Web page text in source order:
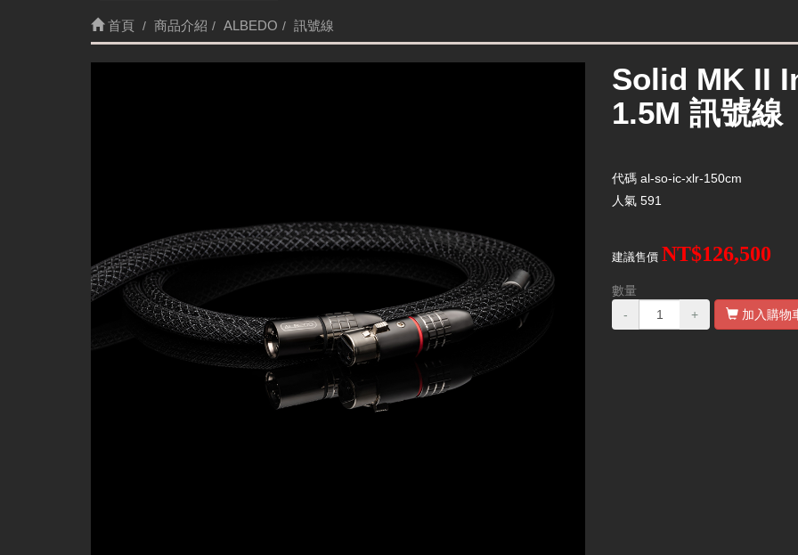
首頁 商品介紹 ALBEDO 訊號線
Solid MK II
1.5M 訊號線
代碼 al-so-ic-xlr-150cm
人氣 591
建議售價 NT$126,500
數量
-
+ 加入購物